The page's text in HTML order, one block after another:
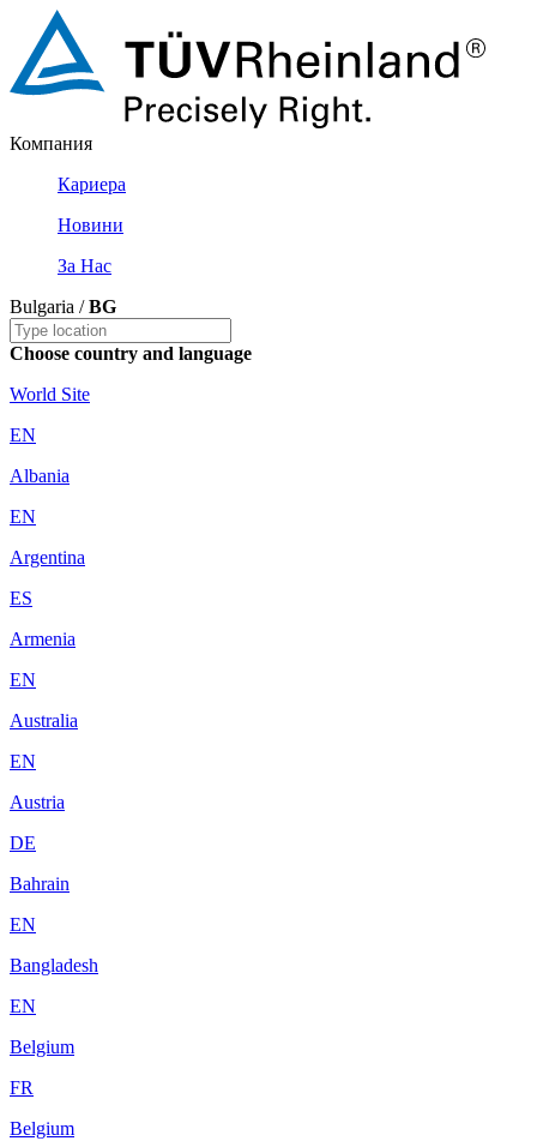
Компания
Кариера
Новини
За Нас
Bulgaria /BG
Choose country and language
World Site
EN
Albania
EN
Argentina
ES
Armenia
EN
Australia
EN
Austria
DE
Bahrain
EN
Bangladesh
EN
Belgium
FR
Belgium